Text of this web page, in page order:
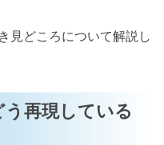
見どころについて解説し
再現している